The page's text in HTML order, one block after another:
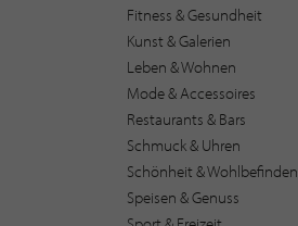
Fitness & Gesundheit
Kunst & Galerien
Leben & Wohnen
Mode & Accessoires
Restaurants & Bars
Schmuck & Uhren
Schönheit & Wohlbefinden
Speisen & Genuss